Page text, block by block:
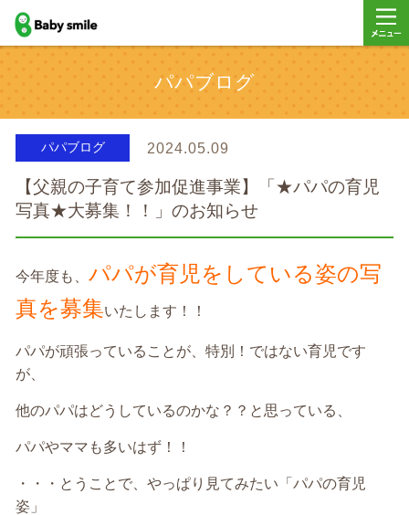
baby smile
パパブログ
パパブログ 2024.05.09
【父親の子育て参加促進事業】「★パパの育児
写真★大募集！！」のお知らせ
今年度も、 パパが育児をしている姿の写
真を募集いたします！！
パパが頑張っていることが、特別！ではない育児です
が、
他のパパはどうしているのかな？？と思っている、
パパやママも多いはず！！
・・・とうことで、やっぱり見てみたい「パパの育児
姿」